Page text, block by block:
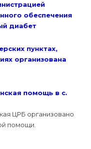
обеспечения
диабет
пунктах,
организована
помощь в с.
ЦРБ организовано
помощи.